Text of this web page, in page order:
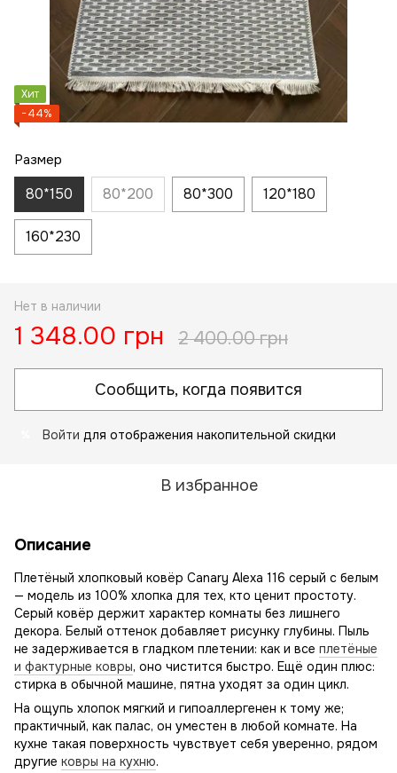
Хит
−44%
Размер
80*150 80*200 80*300 120*180
160*230
Нет в наличии
1 348.00 грн 2 400.00 грн
Сообщить, когда появится
Войти для отображения накопительной скидки
В избранное
Описание
Плетёный хлопковый ковёр Canary Alexa 116 серый с белым
— модель из 100% хлопка для тех, кто ценит простоту.
Серый ковёр держит характер комнаты без лишнего
декора. Белый оттенок добавляет рисунку глубины. Пыль
не задерживается в гладком плетении: как и все плетёные
и фактурные ковры, оно чистится быстро. Ещё один плюс:
стирка в обычной машине, пятна уходят за один цикл.
На ощупь хлопок мягкий и гипоаллергенен к тому же;
практичный, как палас, он уместен в любой комнате. На
кухне такая поверхность чувствует себя уверенно, рядом
другие ковры на кухню.